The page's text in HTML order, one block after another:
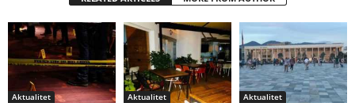
Aktualitet Aktualitet Aktualitet